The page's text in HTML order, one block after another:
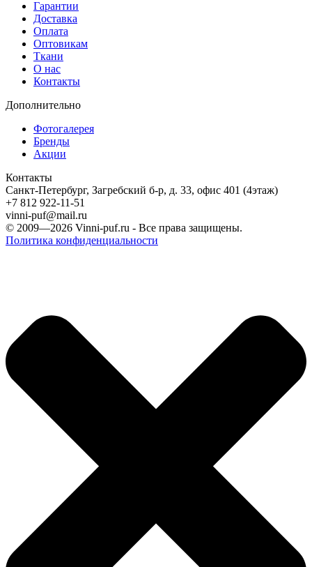
Гарантии
Доставка
Оплата
Оптовикам
Ткани
О нас
Контакты
Дополнительно
Фотогалерея
Бренды
Акции
Контакты
Санкт-Петербург, Загребский б-р, д. 33, офис 401 (4этаж)
+7 812 922-11-51
vinni-puf@mail.ru
© 2009—2026 Vinni-puf.ru - Все права защищены.
Политика конфиденциальности